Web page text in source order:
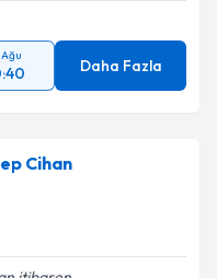
Ağu
Daha Fazla
Cihan